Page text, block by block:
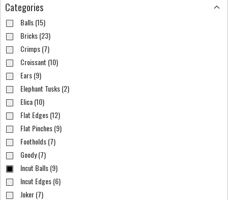
Categories
Balls (15)
Bricks (23)
Crimps (7)
Croissant (10)
Ears (9)
Elephant Tusks (2)
Elica (10)
Flat Edges (12)
Flat Pinches (9)
Footholds (7)
Goody (7)
Incut Balls (9)
Incut Edges (6)
Joker (7)